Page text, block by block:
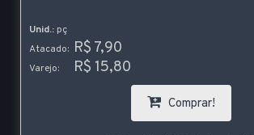
Unid.: pç
Atacado: R$ 7,90
Varejo: R$ 15,80
Comprar!